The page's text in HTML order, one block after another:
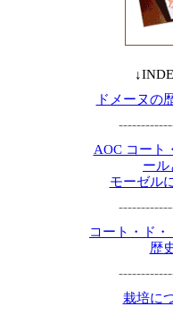
ドメーヌの
AOC コート
ール
モーゼル
コート・ド
歴
栽培に